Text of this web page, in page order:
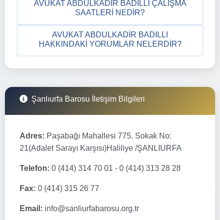
AVUKAT ABDULKADIR BADILLI ÇALIŞMA
SAATLERI NEDIR?
AVUKAT ABDULKADIR BADILLI
HAKKINDAKI YORUMLAR NELERDIR?
Şanlıurfa Barosu İletişim Bilgileri
Adres: Paşabağı Mahallesi 775. Sokak No:
21(Adalet Sarayı Karşısı)Haliliye /ŞANLIURFA
Telefon: 0 (414) 314 70 01 - 0 (414) 313 28 28
Fax: 0 (414) 315 26 77
Email: info@sanliurfabarosu.org.tr